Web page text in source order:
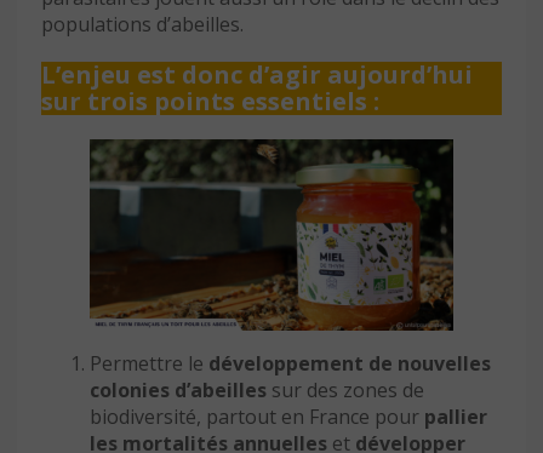
populations d’abeilles.
L’enjeu est donc d’agir aujourd’hui
sur trois points essentiels :
Permettre le développement de nouvelles
colonies d’abeilles sur des zones de
biodiversité, partout en France pour pallier
les mortalités annuelles et développer